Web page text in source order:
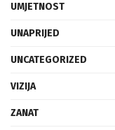
UMJETNOST
UNAPRIJED
UNCATEGORIZED
VIZIJA
ZANAT